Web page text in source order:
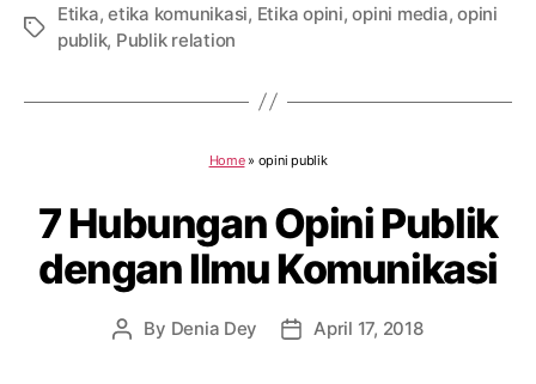
Tags
Etika,etika komunikasi, Etika opini,opini media,opini
publik, Publik relation
Home» opini publik
7 Hubungan Opini Publik
dengan Ilmu Komunikasi
Post
By Denia Dey
PostApril 17, 2018